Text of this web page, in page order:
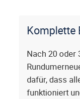
Komplette
Nach 20 oder
dafür, dass
funktioniert